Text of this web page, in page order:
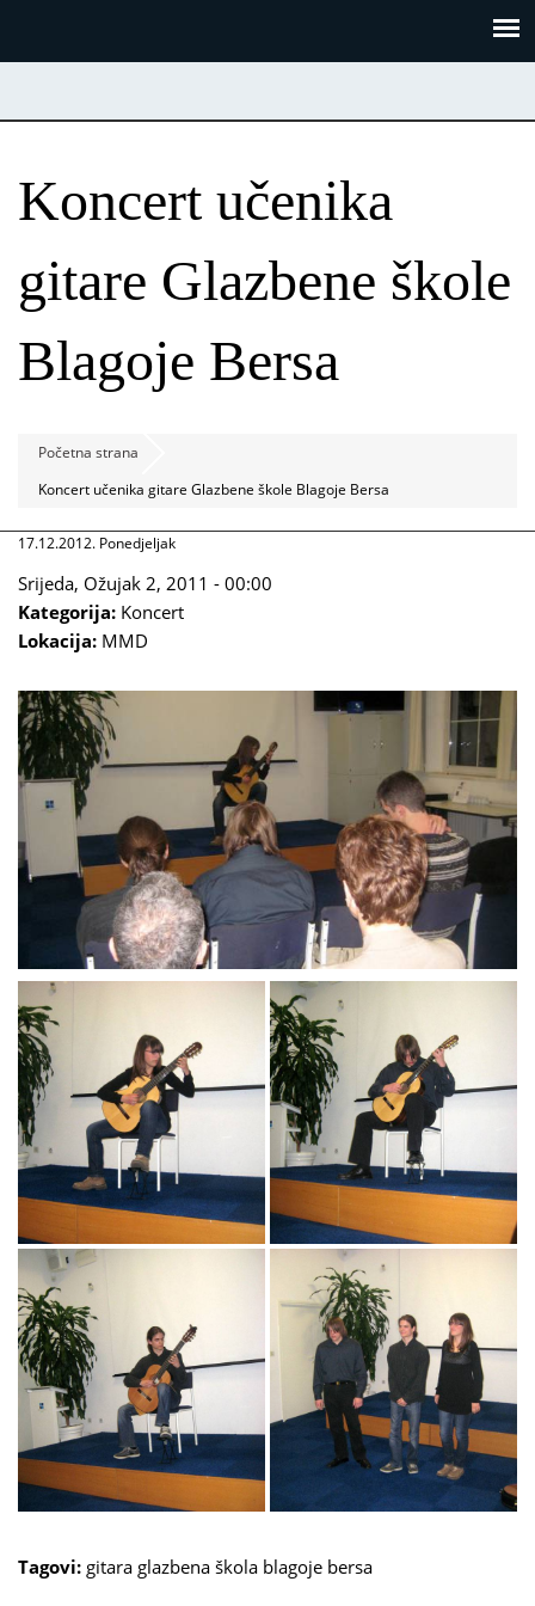
Koncert učenika
gitare Glazbene škole
Blagoje Bersa
Početna strana
Koncert učenika gitare Glazbene škole Blagoje Bersa
17.12.2012. Ponedjeljak
Srijeda, Ožujak 2, 2011 - 00:00
Kategorija: Koncert
Lokacija: MMD
Tagovi: gitara glazbena škola blagoje bersa